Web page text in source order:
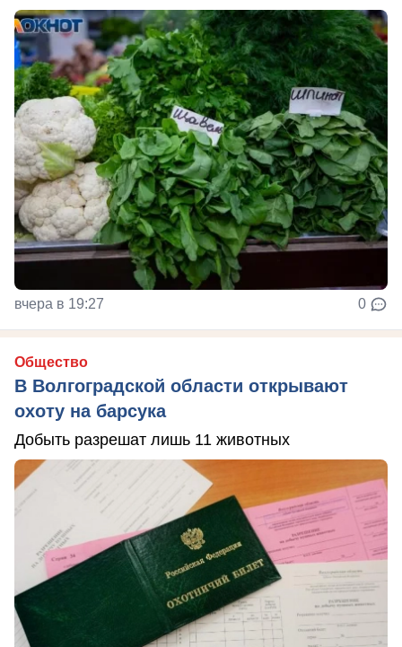
вчера в 19:27 0
Общество
В Волгоградской области открывают
охоту на барсука
Добыть разрешат лишь 11 животных